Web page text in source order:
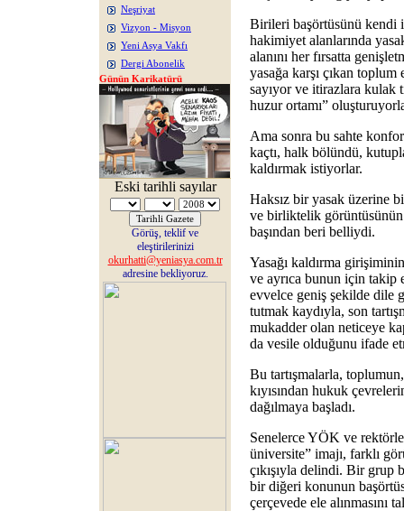
Neşriyat
Vizyon - Misyon
Yeni Asya Vakfı
Dergi Abonelik
Günün Karikatürü
Eski tarihli sayılar
Görüş, teklif ve
eleştirilerinizi
okurhatti@yeniasya.com.tr
adresine bekliyoruz.
Birileri başörtüsünü kendi
hakimiyet alanlarında
alanını her fırsatta
yasağa karşı çıkan
sayıyor ve itirazlara kulak
huzur ortamı”
Ama sonra bu sahte
kaçtı, halk bölündü,
kaldırmak istiyorlar.
Haksız bir yasak üzerine
ve birliktelik
başından beri belliydi.
Yasağı kaldırma
ve ayrıca bunun için
evvelce geniş şekilde dile
tutmak kaydıyla, son
mukadder olan neticeye
da vesile olduğunu ifade
Bu tartışmalarla,
kıyısından hukuk
dağılmaya başladı.
Senelerce YÖK ve
üniversite” imajı, farklı
çıkışıyla delindi. Bir grup
bir diğeri konunun
çerçevede ele alınmasını